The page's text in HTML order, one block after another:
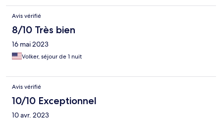
Avis vérifié
8/10 Très bien
16 mai 2023
Volker, séjour de 1 nuit
Avis vérifié
10/10 Exceptionnel
10 avr. 2023